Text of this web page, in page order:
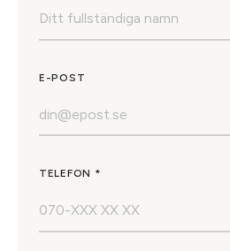
E-POST
TELEFON *